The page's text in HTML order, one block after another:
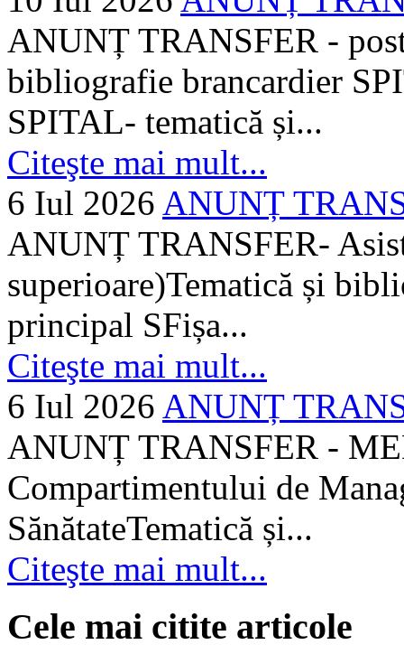
ANUNȚ TRANSFER -
bibliografie brancardier
SPITAL- tematică și...
Citeşte mai mult...
6 Iul 2026 ANUNȚ
ANUNȚ TRANSFER-
superioare)Tematică și
principal SFișa...
Citeşte mai mult...
6 Iul 2026 ANUNȚ
ANUNȚ TRANSFER -
Compartimentului de
SănătateTematică și...
Citeşte mai mult...
Cele mai citite articole